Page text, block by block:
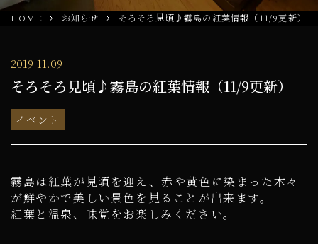
HOME お知らせ そろそろ見頃♪霧島の紅葉情報（11/9更新）
2019.11.09
そろそろ見頃♪霧島の紅葉情報（11/9更新）
イベント
霧島は紅葉が見頃を迎え、赤や黄色に染まった木々
が鮮やかで美しい景色を見ることが出来ます。
紅葉と温泉、味覚をお楽しみください。